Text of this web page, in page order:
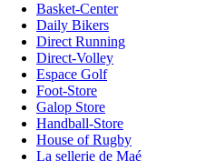
Basket-Center
Daily Bikers
Direct Running
Direct-Volley
Espace Golf
Foot-Store
Galop Store
Handball-Store
House of Rugby
La sellerie de Maé